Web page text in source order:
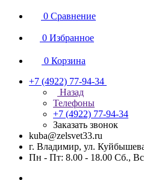
0 Сравнение
0 Избранное
0 Корзина
+7 (4922) 77-94-34
Назад
Телефоны
+7 (4922) 77-94-34
Заказать звонок
kuba@zelsvet33.ru
г. Владимир, ул.
Пн - Пт: 8.00 - 18.00 Сб.,